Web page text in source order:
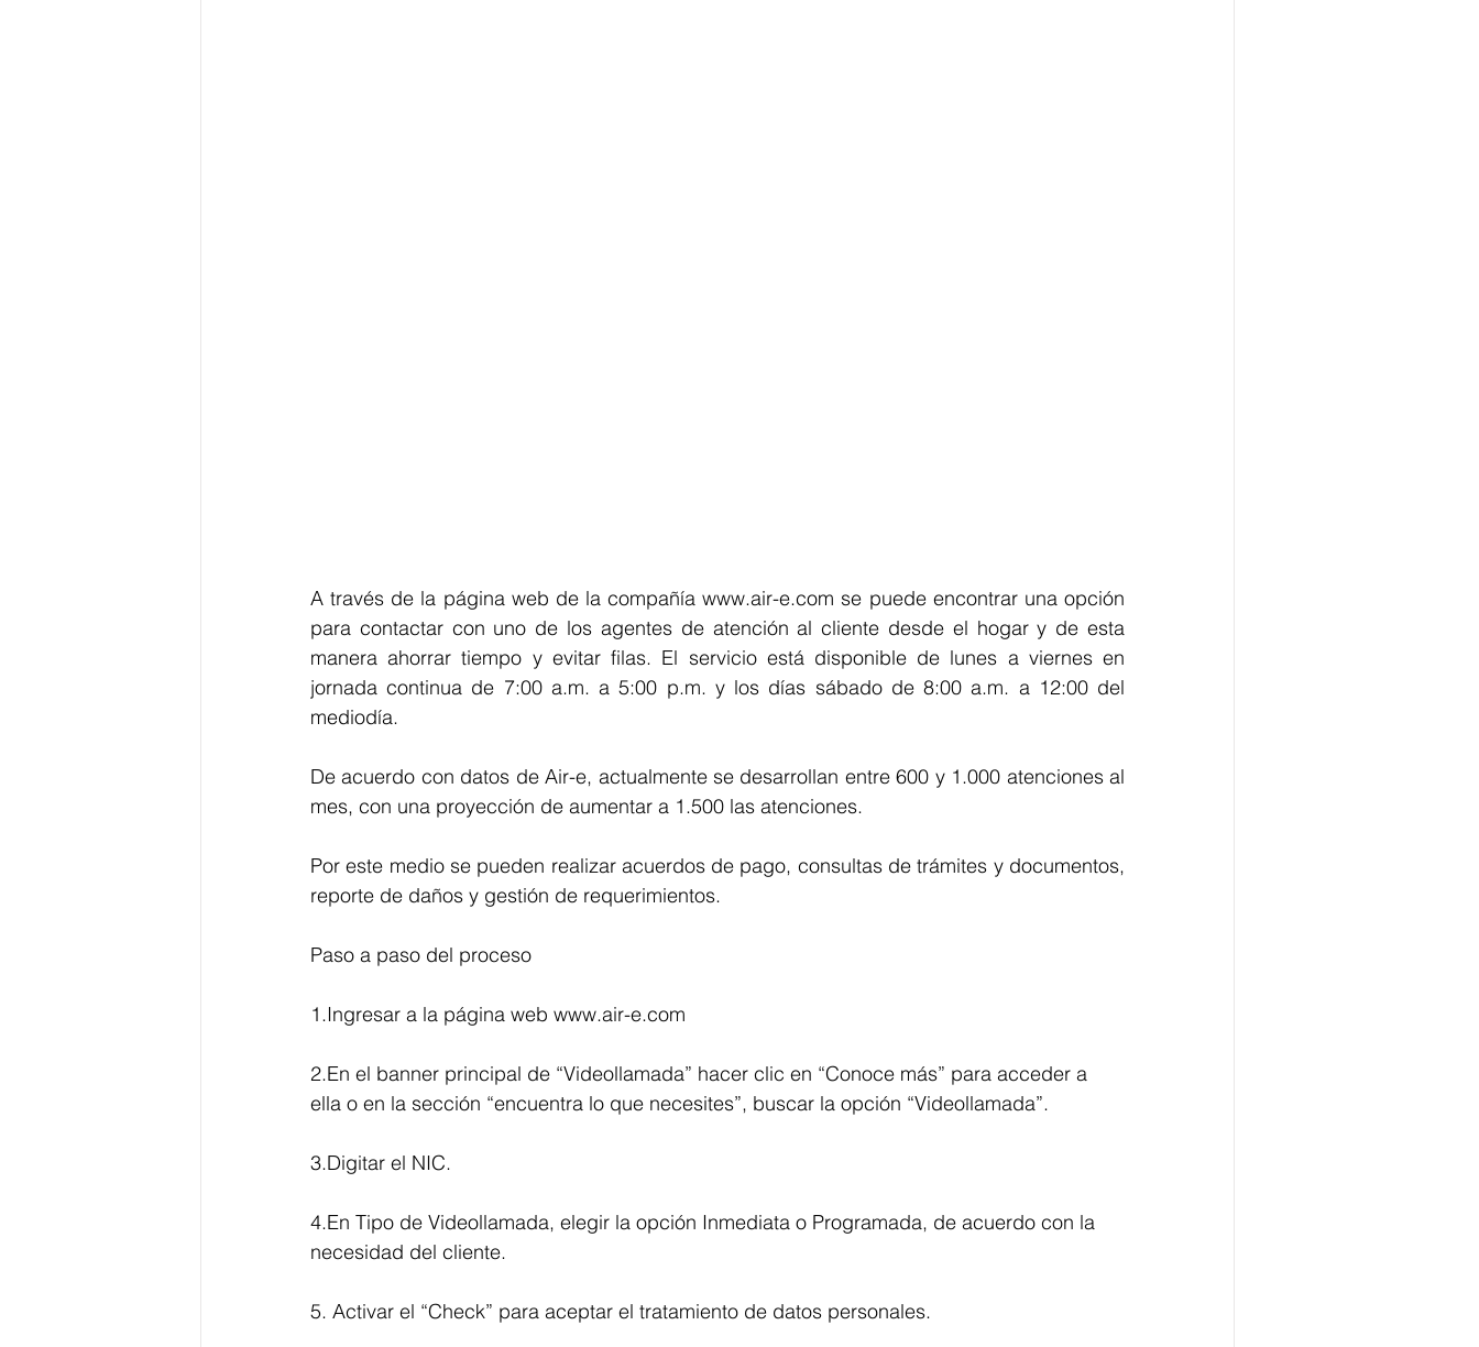
A través de la página web de la compañía www.air-e.com se puede encontrar una opción
para contactar con uno de los agentes de atención al cliente desde el hogar y de esta
manera ahorrar tiempo y evitar filas. El servicio está disponible de lunes a viernes en
jornada continua de 7:00 a.m. a 5:00 p.m. y los días sábado de 8:00 a.m. a 12:00 del
mediodía.
De acuerdo con datos de Air-e, actualmente se desarrollan entre 600 y 1.000 atenciones al
mes, con una proyección de aumentar a 1.500 las atenciones.
Por este medio se pueden realizar acuerdos de pago, consultas de trámites y documentos,
reporte de daños y gestión de requerimientos.
Paso a paso del proceso
1.Ingresar a la página web www.air-e.com
2.En el banner principal de “Videollamada” hacer clic en “Conoce más” para acceder a
ella o en la sección “encuentra lo que necesites”, buscar la opción “Videollamada”.
3.Digitar el NIC.
4.En Tipo de Videollamada, elegir la opción Inmediata o Programada, de acuerdo con la
necesidad del cliente.
5. Activar el “Check” para aceptar el tratamiento de datos personales.